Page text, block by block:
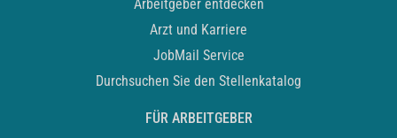
Arbeitgeber entdecken
Arzt und Karriere
JobMail Service
Durchsuchen Sie den Stellenkatalog
FÜR ARBEITGEBER